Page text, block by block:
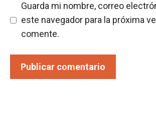
Guarda mi nombre, correo
este navegador para la próxima
comente.